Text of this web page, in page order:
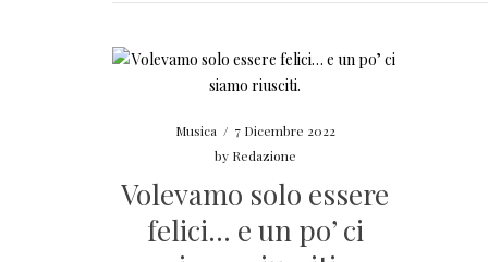
Musica / 7 Dicembre 2022
by Redazione
Volevamo solo essere
felici… e un po’ ci